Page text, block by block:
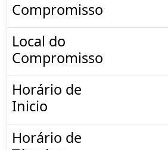
Compromisso
Local do
Compromisso
Horário de
Inicio
Horário de